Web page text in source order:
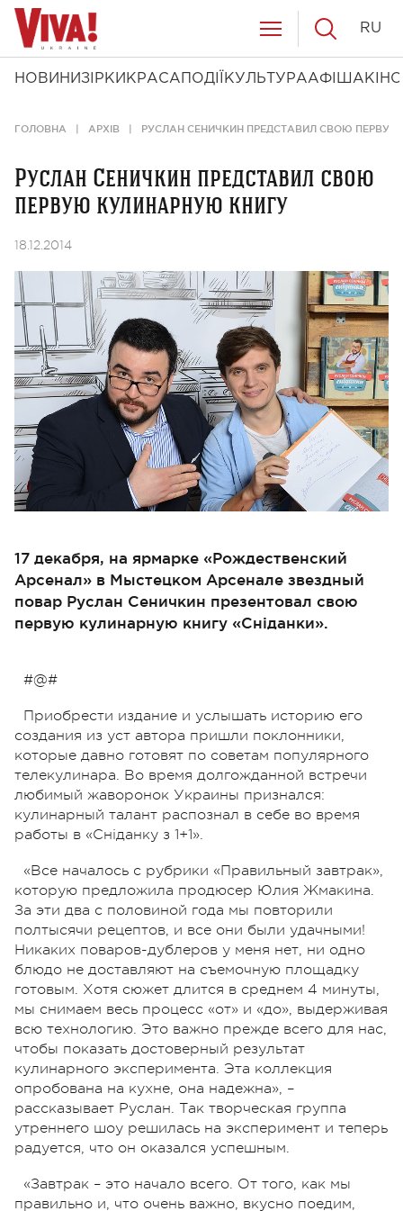
НОВИНИ ЗІРКИ КРАСА ПОДІЇ КУЛЬТУРААФІША КІНО
RU
ГОЛОВНА АРХІВ РУСЛАН СЕНИЧКИН ПРЕДСТАВИЛ СВОЮ
Руслан Сеничкин представил свою
первую кулинарную книгу
18.12.2014
17 декабря, на ярмарке «Рождественский
Арсенал» в Мыстецком Арсенале звездный
повар Руслан Сеничкин презентовал свою
первую кулинарную книгу «Сніданки».
#@#
Приобрести издание и услышать историю его
создания из уст автора пришли поклонники,
которые давно готовят по советам популярного
телекулинара. Во время долгожданной встречи
любимый жаворонок Украины признался:
кулинарный талант распознал в себе во время
работы в «Сніданку з 1+1».
«Все началось с рубрики «Правильный завтрак»,
которую предложила продюсер Юлия Жмакина.
За эти два с половиной года мы повторили
полтысячи рецептов, и все они были удачными!
Никаких поваров-дублеров у меня нет, ни одно
блюдо не доставляют на съемочную площадку
готовым. Хотя сюжет длится в среднем 4 минуты,
мы снимаем весь процесс «от» и «до», выдерживая
всю технологию. Это важно прежде всего для нас,
чтобы показать достоверный результат
кулинарного эксперимента. Эта коллекция
опробована на кухне, она надежна», –
рассказывает Руслан. Так творческая группа
утреннего шоу решилась на эксперимент и теперь
радуется, что он оказался успешным.
«Завтрак – это начало всего. От того, как мы
правильно и, что очень важно, вкусно поедим,